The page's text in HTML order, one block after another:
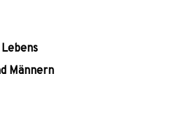
Männern